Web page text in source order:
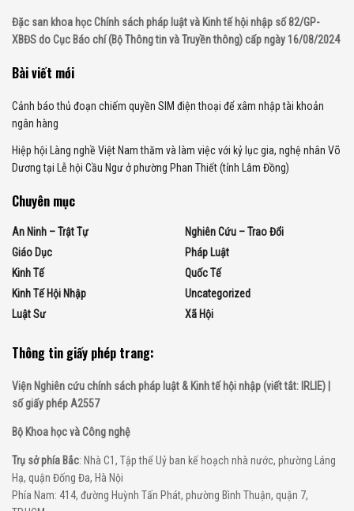
Đặc san khoa học Chính sách pháp luật và Kinh tế hội nhập số 82/GP-
XBĐS do Cục Báo chí (Bộ Thông tin và Truyền thông) cấp ngày 16/08/2024
Bài viết mới
Cảnh báo thủ đoạn chiếm quyền SIM điện thoại để xâm nhập tài khoản
ngân hàng
Hiệp hội Làng nghề Việt Nam thăm và làm việc với kỷ lục gia, nghệ nhân Võ
Dương tại Lễ hội Cầu Ngư ở phường Phan Thiết (tỉnh Lâm Đồng)
Chuyên mục
An Ninh – Trật Tự
Giáo Dục
Kinh Tế
Kinh Tế Hội Nhập
Luật Sư
Nghiên Cứu – Trao Đổi
Pháp Luật
Quốc Tế
Uncategorized
Xã Hội
Thông tin giấy phép trang:
Viện Nghiên cứu chính sách pháp luật & Kinh tế hội nhập (viết tắt: IRLIE) |
số giấy phép A2557
Bộ Khoa học và Công nghệ
Trụ sở phía Bắc: Nhà C1, Tập thể Uỷ ban kế hoạch nhà nước, phường Láng
Hạ, quận Đống Đa, Hà Nội
Phía Nam: 414, đường Huỳnh Tấn Phát, phường Bình Thuận, quận 7,